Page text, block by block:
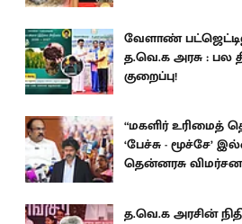
வேளாண்
த.வெ.க அரசு : பல
குறைப்பு!
“மகளிர் உரிமைத்
‘பேச்சு - மூச்சே’
தென்னரசு
த.வெ.க அரசின்